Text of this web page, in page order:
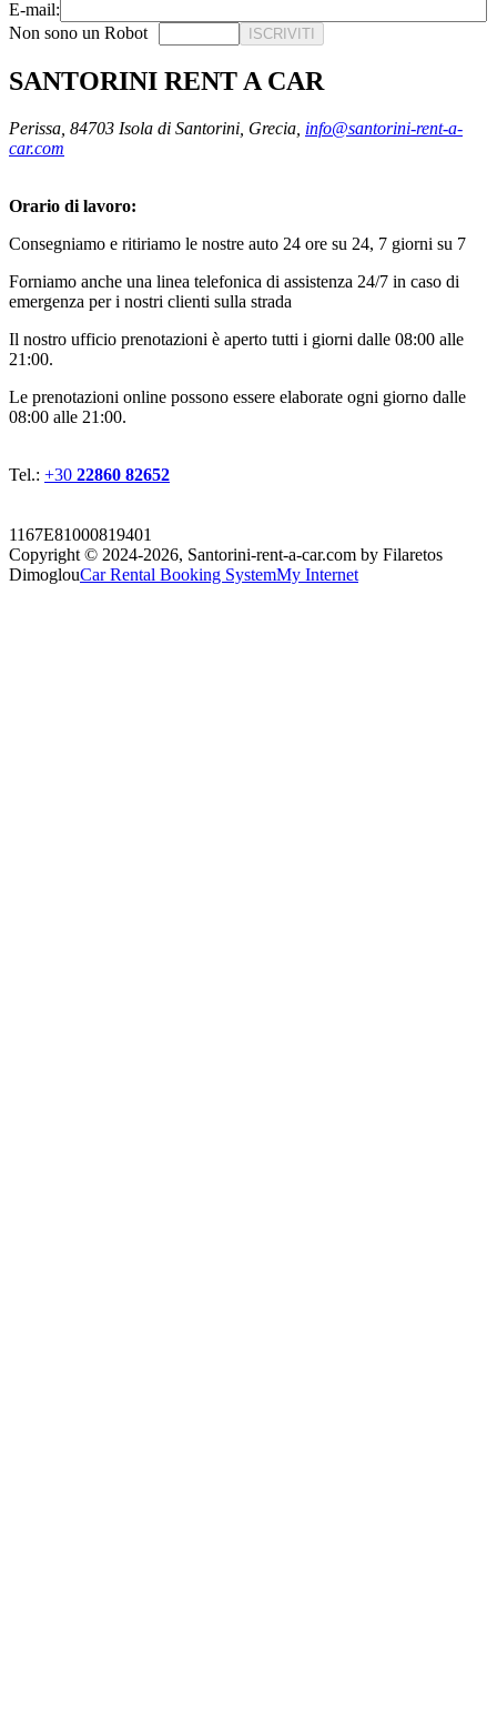
E-mail:
Non sono un Robot
ISCRIVITI
SANTORINI RENT A CAR
Perissa, 84703 Isola di Santorini, Grecia, info@santorini-rent-a-
car.com
Orario di lavoro:
Consegniamo e ritiriamo le nostre auto 24 ore su 24, 7 giorni su 7
Forniamo anche una linea telefonica di assistenza 24/7 in caso di
emergenza per i nostri clienti sulla strada
Il nostro ufficio prenotazioni è aperto tutti i giorni dalle 08:00 alle
21:00.
Le prenotazioni online possono essere elaborate ogni giorno dalle
08:00 alle 21:00.
Tel.: +30 22860 82652
1167E81000819401
Copyright © 2024-2026, Santorini-rent-a-car.com by Filaretos
DimoglouCar Rental Booking SystemMy Internet